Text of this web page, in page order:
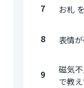
7 お札
8 表情
9
磁気
で教